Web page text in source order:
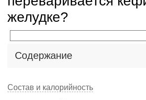
желудке?
Содержание
Состав и калорийность